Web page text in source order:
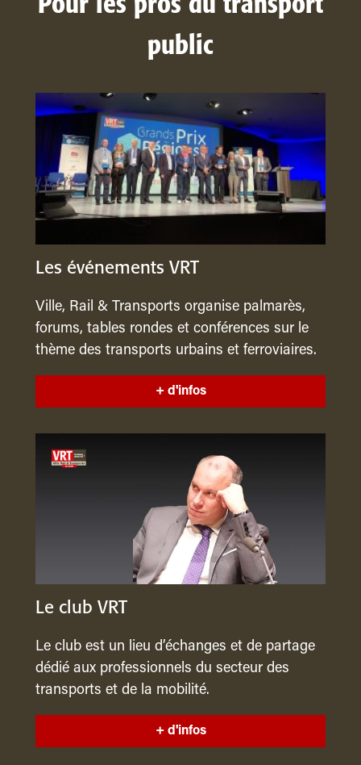
Pour les pros du transport
public
Les événements VRT
Ville, Rail & Transports organise palmarès,
forums, tables rondes et conférences sur le
thème des transports urbains et ferroviaires.
+ d'infos
Le club VRT
Le club est un lieu d’échanges et de partage
dédié aux professionnels du secteur des
transports et de la mobilité.
+ d'infos